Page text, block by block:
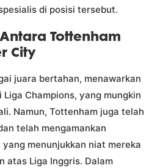
di posisi tersebut.
Tottenham
City
juara bertahan, menawarkan
Champions, yang mungkin
Namun, Tottenham juga telah
telah mengamankan
menunjukkan niat mereka
atas Liga Inggris. Dalam